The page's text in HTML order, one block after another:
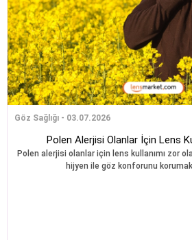
Göz Sağlığı - 03.07.2026
Polen Alerjisi Olanlar İçin Lens
Polen alerjisi olanlar için lens kullanımı zor
hijyen ile göz konforunu